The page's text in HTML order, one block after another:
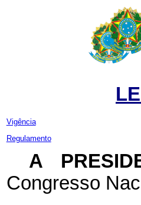
Vigência
Regulamento
A
Congresso